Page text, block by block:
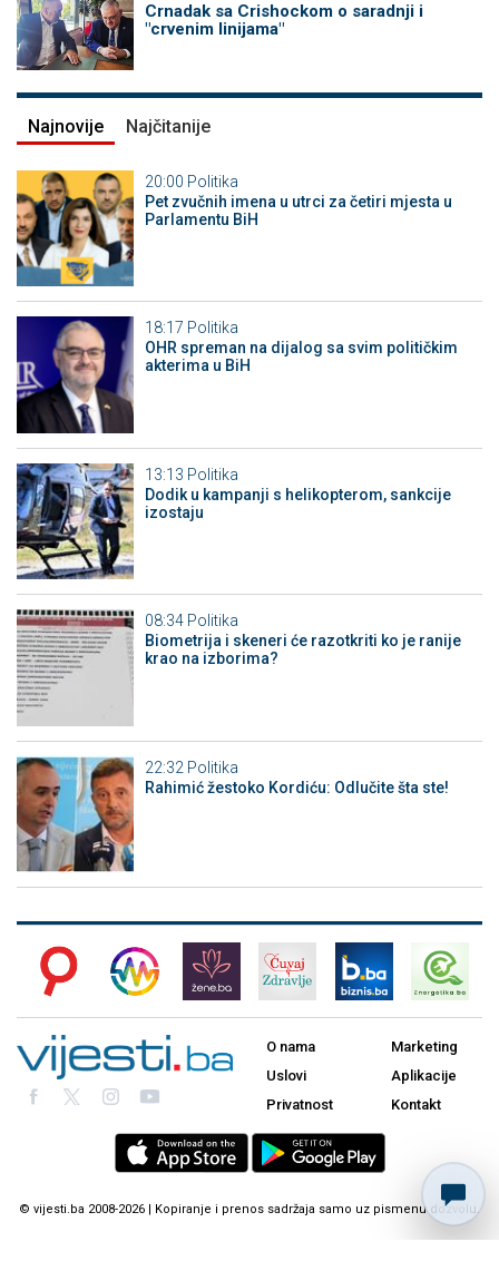
Crnadak sa Crishockom o saradnji i
"crvenim linijama"
Najnovije Najčitanije
20:00 Politika
Pet zvučnih imena u utrci za četiri mjesta u
Parlamentu BiH
18:17 Politika
OHR spreman na dijalog sa svim političkim
akterima u BiH
13:13 Politika
Dodik u kampanji s helikopterom, sankcije
izostaju
08:34 Politika
Biometrija i skeneri će razotkriti ko je ranije
krao na izborima?
22:32 Politika
Rahimić žestoko Kordiću: Odlučite šta ste!
O nama
Uslovi
Privatnost
Marketing
Aplikacije
Kontakt
© vijesti.ba 2008-2026 | Kopiranje i prenos sadržaja samo uz pismenu dozvolu.